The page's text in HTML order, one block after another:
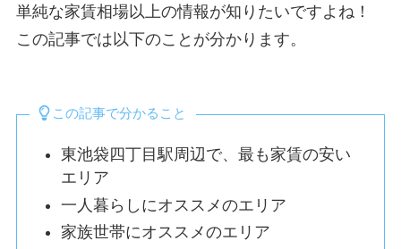
単純な家賃相場以上の情報が知りたいですよね！
この記事では以下のことが分かります。
この記事で分かること
東池袋四丁目駅周辺で、最も家賃の安い
エリア
一人暮らしにオススメのエリア
家族世帯にオススメのエリア